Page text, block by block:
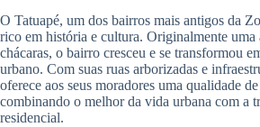
O Tatuapé, um dos bairros mais antigos da
rico em história e cultura. Originalmente uma
chácaras, o bairro cresceu e se transformou
urbano. Com suas ruas arborizadas e
oferece aos seus moradores uma qualidade
combinando o melhor da vida urbana com a
residencial.